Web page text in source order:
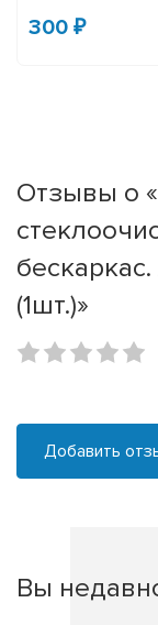
300 ₽
Отзывы о
(1шт.)»
Добавить
Вы